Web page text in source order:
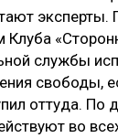
Клуба
службы
свободы,
оттуда. По
во